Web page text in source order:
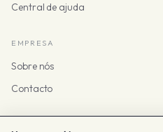
Central de ajuda
EMPRESA
Sobre nós
Contacto